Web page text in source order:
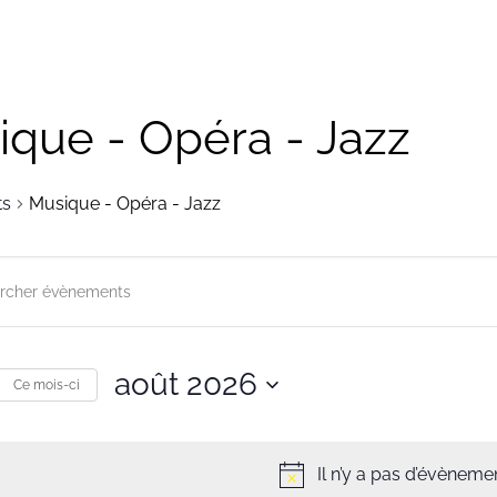
Il n’y a pas
- Opéra - Jazz
Musique - Opéra - Jazz
Ce mois-ci août 2026